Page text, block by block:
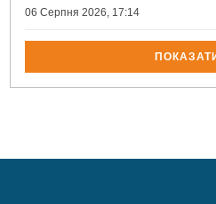
06 Серпня 2026, 17:14